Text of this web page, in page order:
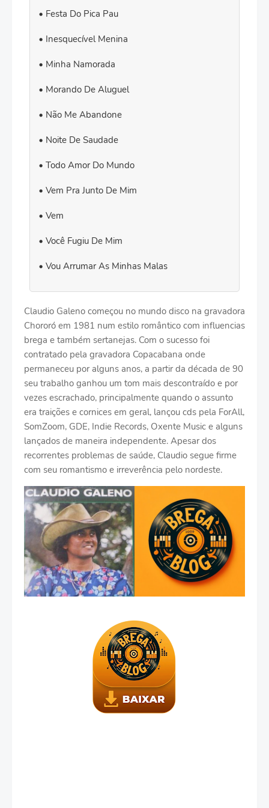
Festa Do Pica Pau
Inesquecível Menina
Minha Namorada
Morando De Aluguel
Não Me Abandone
Noite De Saudade
Todo Amor Do Mundo
Vem Pra Junto De Mim
Vem
Você Fugiu De Mim
Vou Arrumar As Minhas Malas
Claudio Galeno começou no mundo disco na gravadora
Chororó em 1981 num estilo romântico com influencias
brega e também sertanejas. Com o sucesso foi
contratado pela gravadora Copacabana onde
permaneceu por alguns anos, a partir da década de 90
seu trabalho ganhou um tom mais descontraído e por
vezes escrachado, principalmente quando o assunto
era traições e cornices em geral, lançou cds pela ForAll,
SomZoom, GDE, Indie Records, Oxente Music e alguns
lançados de maneira independente. Apesar dos
recorrentes problemas de saúde, Claudio segue firme
com seu romantismo e irreverência pelo nordeste.